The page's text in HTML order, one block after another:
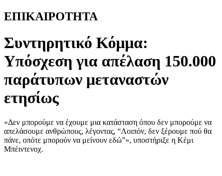
ΕΠΙΚΑΙΡΟΤΗΤΑ
Συντηρητικό Κόμμα:
Υπόσχεση για απέλαση 150.000
παράτυπων μεταναστών
ετησίως
«Δεν μπορούμε να έχουμε μια κατάσταση όπου δεν μπορούμε να
απελάσουμε ανθρώπους, λέγοντας, “Λοιπόν, δεν ξέρουμε πού θα
πάνε, οπότε μπορούν να μείνουν εδώ”», υποστήριξε η Κέμι
Μπέιντενοχ.